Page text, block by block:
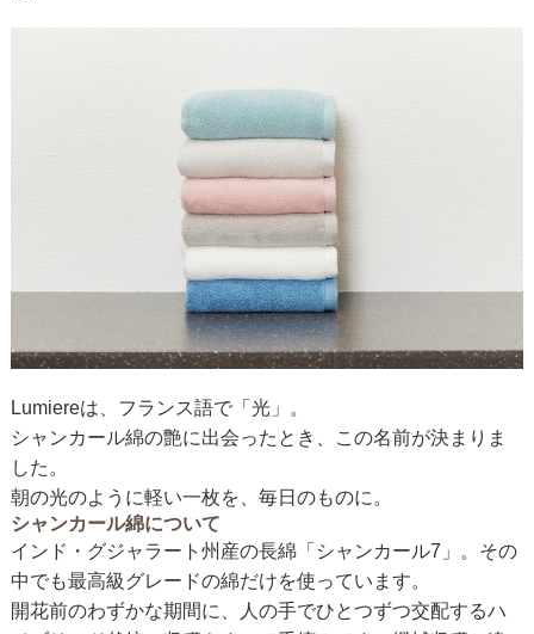
Lumiereは、フランス語で「光」。
シャンカール綿の艶に出会ったとき、この名前が決まりま
した。
朝の光のように軽い一枚を、毎日のものに。
シャンカール綿について
インド・グジャラート州産の長綿「シャンカール7」。その
中でも最高級グレードの綿だけを使っています。
開花前のわずかな期間に、人の手でひとつずつ交配するハ